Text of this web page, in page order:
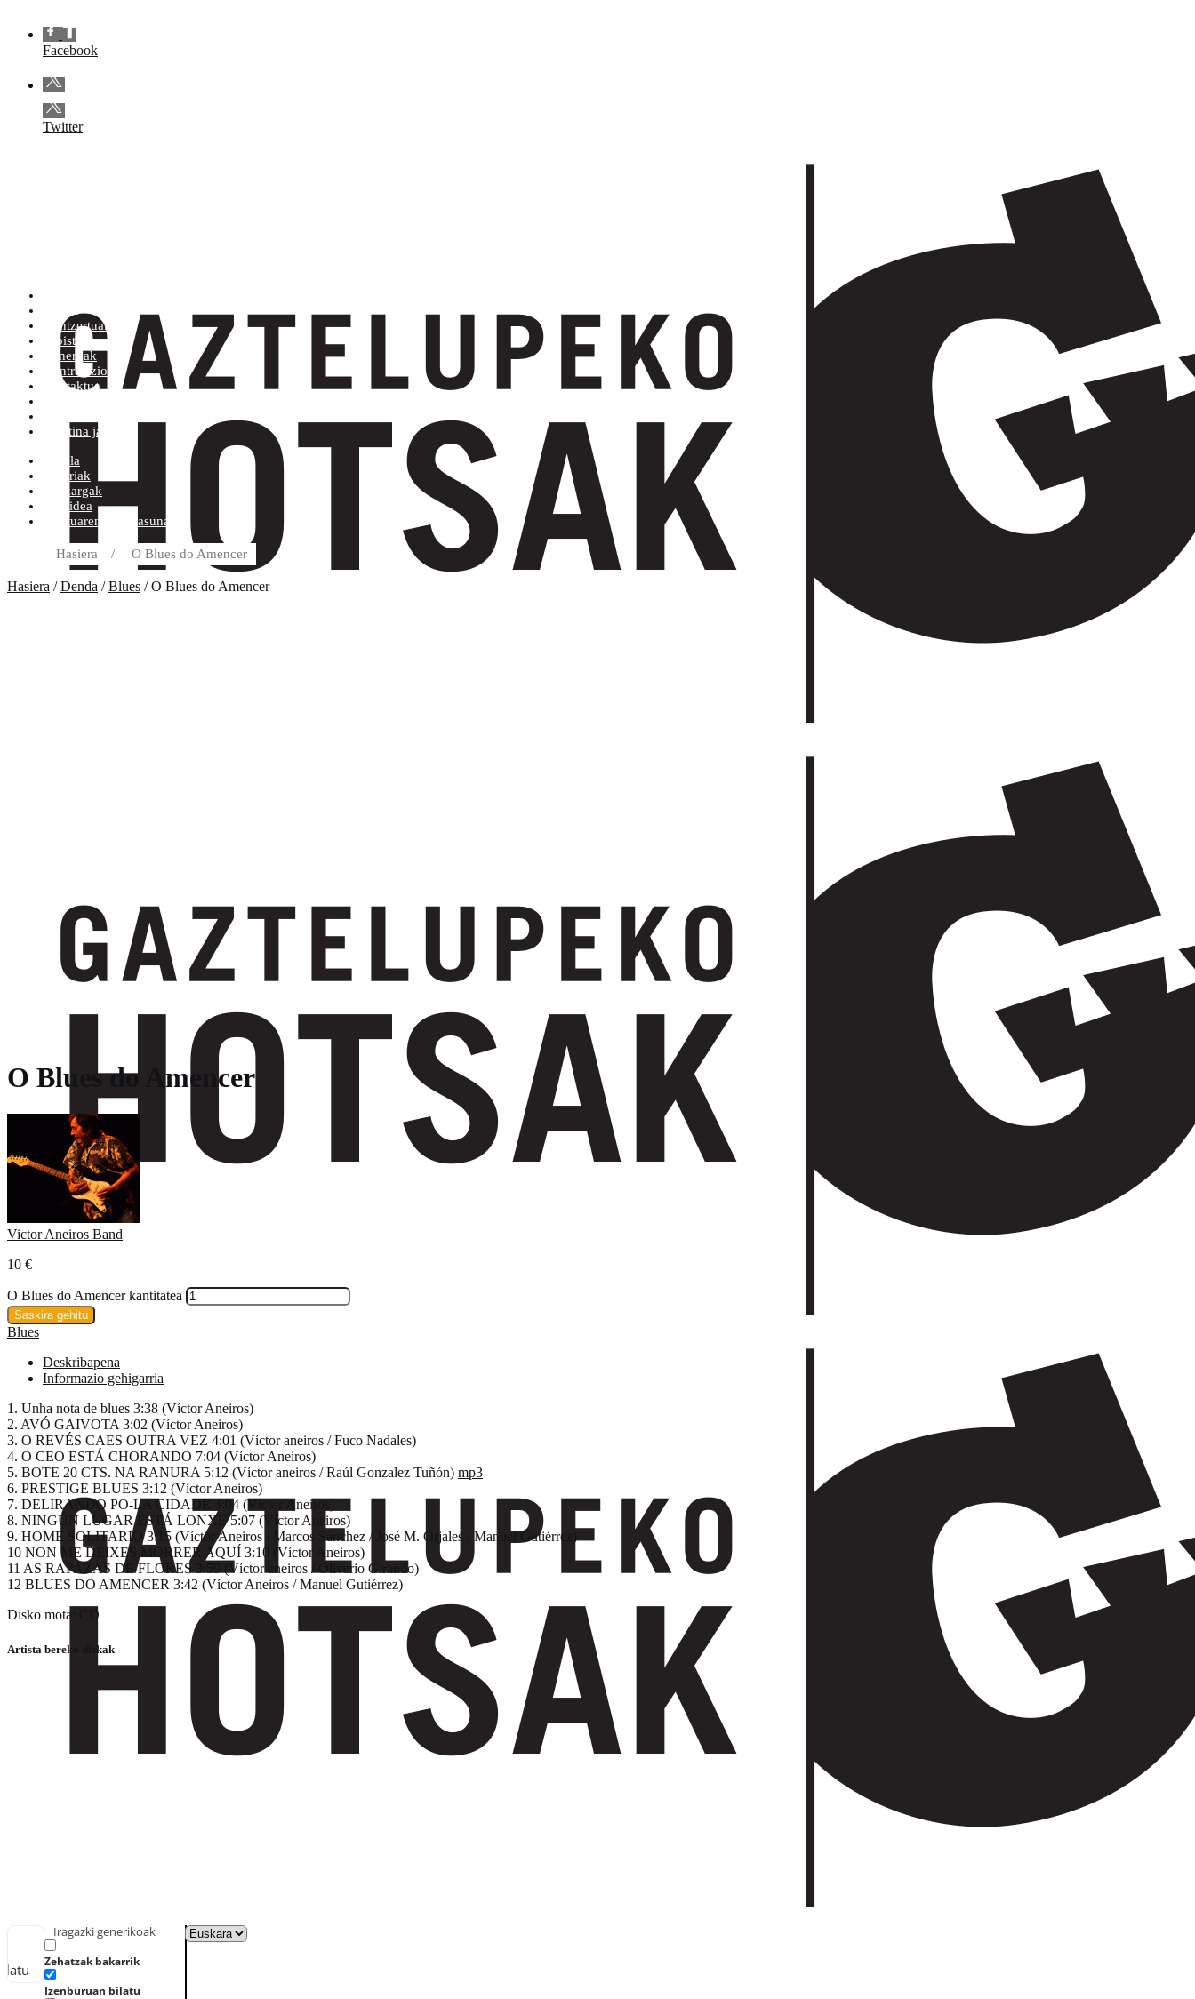
Facebook
Twitter
Iragazki generikoak
Zehatzak bakarrik
Izenburuan bilatu
Kontzertuak
Albisteak
Generoak
Kontratazioa
Kontaktua
Boletina jaso
Arbela
Eskariak
Deskargak
Helbidea
Kontuaren Xehetasunak
Hasiera / O Blues do Amencer
Hasiera /Denda /Blues / O Blues do Amencer
O Blues do Amencer
Victor Aneiros Band
10 €
O Blues do Amencer kantitatea
Saskira gehitu
Blues
Deskribapena
Informazio gehigarria
1. Unha nota de blues 3:38 (Víctor Aneiros)
2. AVÓ GAIVOTA 3:02 (Víctor Aneiros)
3. O REVÉS CAES OUTRA VEZ 4:01 (Víctor aneiros / Fuco Nadales)
4. O CEO ESTÁ CHORANDO 7:04 (Víctor Aneiros)
5. BOTE 20 CTS. NA RANURA 5:12 (Víctor aneiros / Raúl Gonzalez Tuñón) mp3
6. PRESTIGE BLUES 3:12 (Víctor Aneiros)
7. DELIRANDO PO-LA CIDADE 4:04 (Víctor Aneiros)
8. NINGÚN LUGAR ESTÁ LONXE 5:07 (Víctor Aneiros)
9. HOME SOLITARIO 3:15 (Víctor Aneiros / Marcos Sánchez / José M. Orjales / Manuel Gutiérrez)
10 NON ME DEIXES MORRER AQUÍ 3:10 (Víctor Aneiros)
11 AS RAPAZAS DE FLORES 3:59 (Víctor aneiros / Oliverio Girando)
12 BLUES DO AMENCER 3:42 (Víctor Aneiros / Manuel Gutiérrez)
Disko mota: CD
Artista bereko diskak